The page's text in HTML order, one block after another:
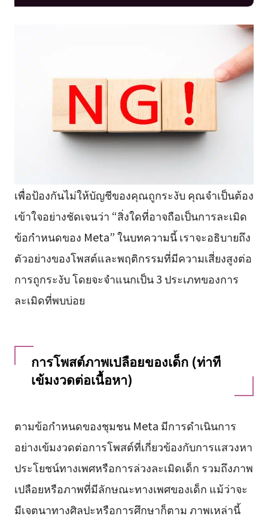
เพื่อป้องกันไม่ให้บัญชีของคุณถูกระงับ คุณจำเป็นต้อง
เข้าใจอย่างชัดเจนว่า “สิ่งใดที่อาจถือเป็นการละเมิด
ข้อกำหนดของ Meta” ในบทความนี้ เราจะอธิบายถึง
ตัวอย่างของโพสต์และพฤติกรรมที่มีความเสี่ยงสูงต่อ
การถูกระงับ โดยจะจำแนกเป็น 3 ประเภทของการ
ละเมิดที่พบบ่อย
การโพสต์ภาพเปลือยของเด็ก (ท่าที
เข้มงวดต่อเนื้อหา)
ตามข้อกำหนดของชุมชน Meta มีการดำเนินการ
อย่างเข้มงวดต่อการโพสต์ที่เกี่ยวข้องกับการแสวงหา
ประโยชน์ทางเพศหรือการล่วงละเมิดเด็ก รวมถึงภาพ
เปลือยหรือภาพที่มีลักษณะทางเพศของเด็ก แม้ว่าจะ
มีเจตนาทางศิลปะหรือการศึกษาก็ตาม ภาพเหล่านี้